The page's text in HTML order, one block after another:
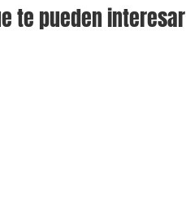
te pueden interesar